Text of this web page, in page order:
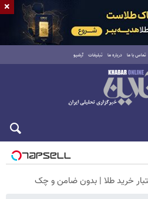
تماس با ما درباره ما تبلیغات آرشیو
×